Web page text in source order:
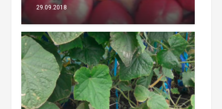
29.09.2018